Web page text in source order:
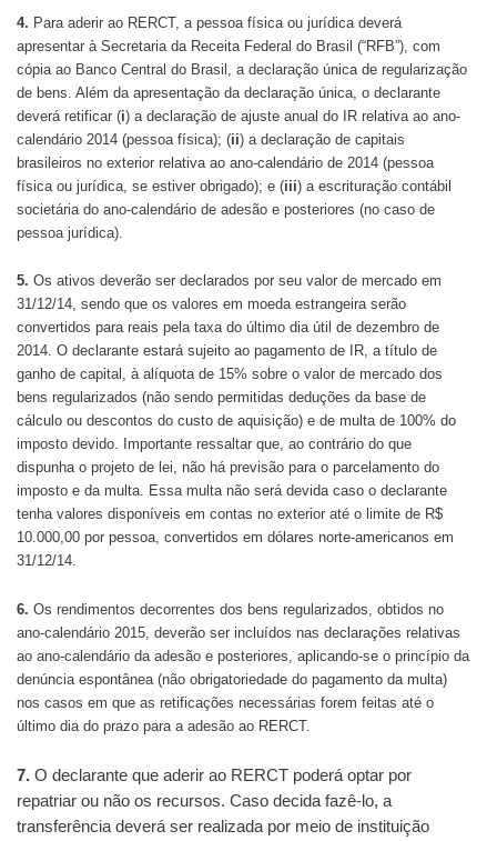
4. Para aderir ao RERCT, a pessoa física ou jurídica deverá
apresentar à Secretaria da Receita Federal do Brasil (“RFB”), com
cópia ao Banco Central do Brasil, a declaração única de regularização
de bens. Além da apresentação da declaração única, o declarante
deverá retificar (i) a declaração de ajuste anual do IR relativa ao ano-
calendário 2014 (pessoa física); (ii) a declaração de capitais
brasileiros no exterior relativa ao ano-calendário de 2014 (pessoa
física ou jurídica, se estiver obrigado); e (iii) a escrituração contábil
societária do ano-calendário de adesão e posteriores (no caso de
pessoa jurídica).
5. Os ativos deverão ser declarados por seu valor de mercado em
31/12/14, sendo que os valores em moeda estrangeira serão
convertidos para reais pela taxa do último dia útil de dezembro de
2014. O declarante estará sujeito ao pagamento de IR, a título de
ganho de capital, à alíquota de 15% sobre o valor de mercado dos
bens regularizados (não sendo permitidas deduções da base de
cálculo ou descontos do custo de aquisição) e de multa de 100% do
imposto devido. Importante ressaltar que, ao contrário do que
dispunha o projeto de lei, não há previsão para o parcelamento do
imposto e da multa. Essa multa não será devida caso o declarante
tenha valores disponíveis em contas no exterior até o limite de R$
10.000,00 por pessoa, convertidos em dólares norte-americanos em
31/12/14.
6. Os rendimentos decorrentes dos bens regularizados, obtidos no
ano-calendário 2015, deverão ser incluídos nas declarações relativas
ao ano-calendário da adesão e posteriores, aplicando-se o princípio da
denúncia espontânea (não obrigatoriedade do pagamento da multa)
nos casos em que as retificações necessárias forem feitas até o
último dia do prazo para a adesão ao RERCT.
7. O declarante que aderir ao RERCT poderá optar por
repatriar ou não os recursos. Caso decida fazê-lo, a
transferência deverá ser realizada por meio de instituição